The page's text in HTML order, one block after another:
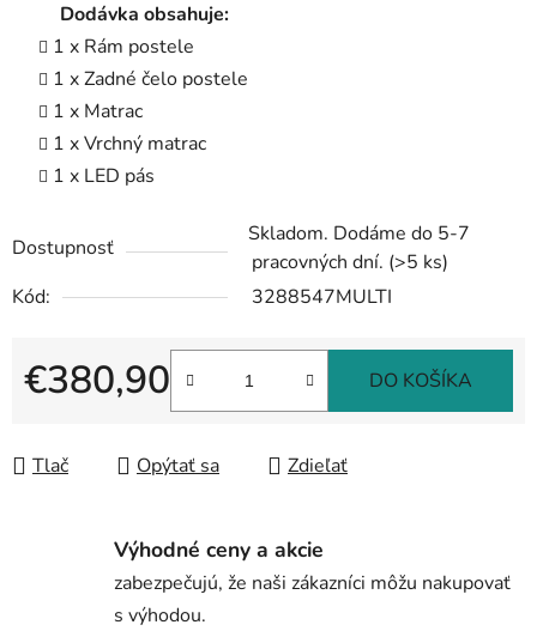
Dodávka obsahuje:
1 x Rám postele
1 x Zadné čelo postele
1 x Matrac
1 x Vrchný matrac
1 x LED pás
Dostupnosť
Skladom. Dodáme do 5-7
pracovných dní. (>5 ks)
Kód:
3288547MULTI
€380,90 DO KOŠÍKA
Tlač Opýtať sa Zdieľať
Výhodné ceny a akcie
zabezpečujú, že naši zákazníci môžu nakupovať
s výhodou.